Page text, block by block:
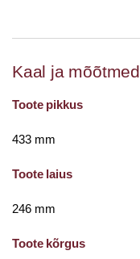
Kaal ja mõõtmed
Toote pikkus
433 mm
Toote laius
246 mm
Toote kõrgus